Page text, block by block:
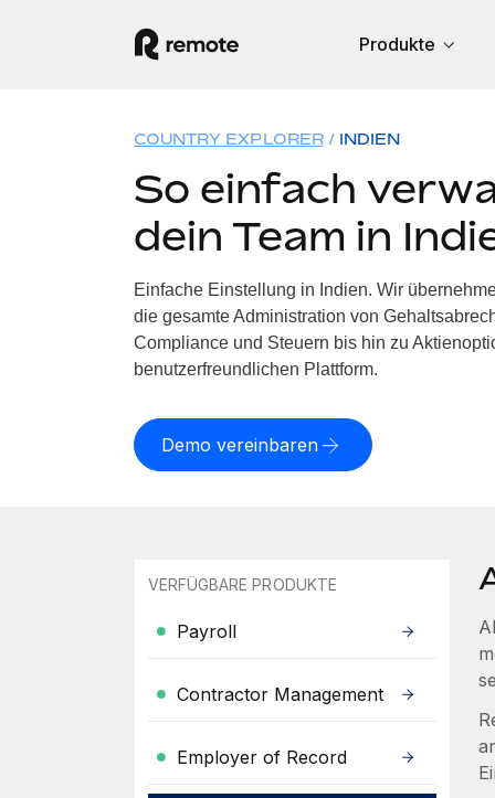
Produkte
COUNTRY EXPLORER INDIEN
So einfach
dein Team in
Einfache Einstellung in Indien. Wir
die gesamte Administration von
Compliance und Steuern bis hin zu
benutzerfreundlichen Plattform.
Demo vereinbaren
VERFÜGBARE PRODUKTE
Payroll
Contractor Management
Employer of Record